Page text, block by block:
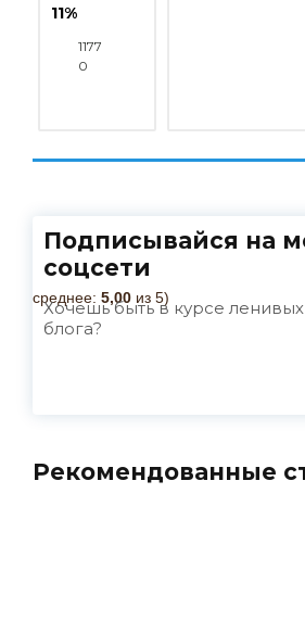
среднее: 5,00 из 5)
11%
1177
0
Подписывайся на
соцсети
Хочешь быть в курсе
блога?
Рекомендованные